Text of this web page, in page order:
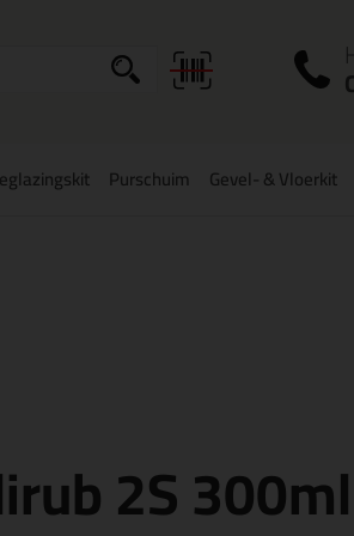
Purschuim Gevel- & Vloerkit
2S 300ml